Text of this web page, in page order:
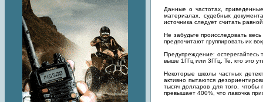
Данные о частотах,
материалах, судебных
источника следует считать
Не забудьте происследовать
предпочитают группировать их
Предупреждение: остерегайтесь
выше 1ГГц или 3ГГц. Те, кто это
Некоторые школы частных
активно пытаются
тысяч долларов для того, чтобы
превышает 400%, что лавочка